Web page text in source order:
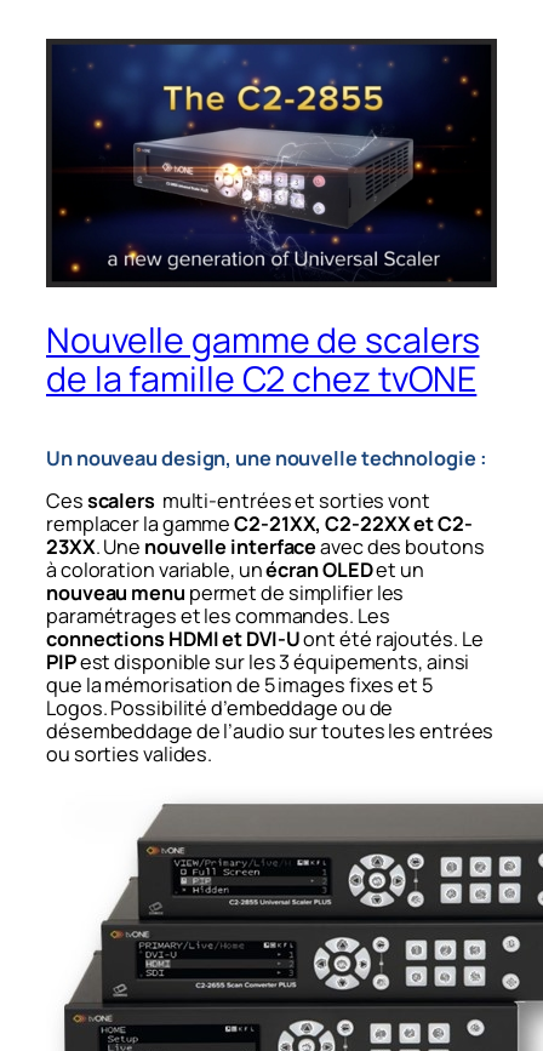
Nouvelle gamme de scalers
de la famille C2 chez tvONE
Un nouveau design, une nouvelle technologie :
Cesscalersmulti-entrées et sorties vont
remplacer la gammeC2-21XX, C2-22XX et C2-
23XX. Une nouvelle interfaceavec des boutons
à coloration variable, unécran OLEDet un
nouveau menu permet de simplifier les
paramétrages et les commandes. Les
connections HDMI et DVI-Uont été rajoutés. Le
PIPest disponible sur les 3 équipements, ainsi
que la mémorisation de 5 images fixes et 5
Logos. Possibilité d’embeddage ou de
désembeddage de l’audio sur toutes les entrées
ou sorties valides.